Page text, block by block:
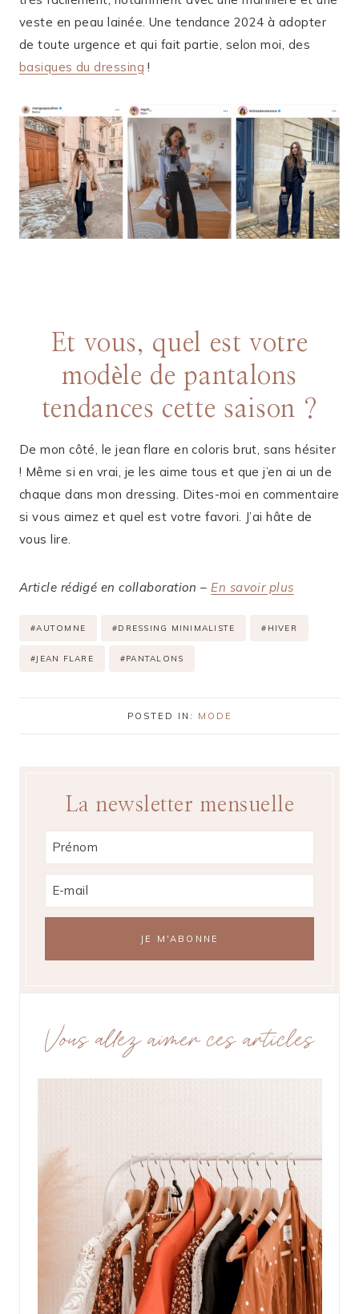
veste en peau lainée. Une tendance 2024 à adopter
de toute urgence et qui fait partie, selon moi, des
basiques du dressing !
Et vous, quel est votre
modèle de pantalons
tendances cette saison ?
De mon côté, le jean flare en coloris brut, sans hésiter
! Même si en vrai, je les aime tous et que j’en ai un de
chaque dans mon dressing. Dites-moi en commentaire
si vous aimez et quel est votre favori. J’ai hâte de
vous lire.
Article rédigé en collaboration –En savoir plus
#AUTOMNE #DRESSING MINIMALISTE # HIVER
#JEAN FLARE #PANTALONS
POSTED IN: MODE
La newsletter mensuelle
Vous allez aimer ces articles